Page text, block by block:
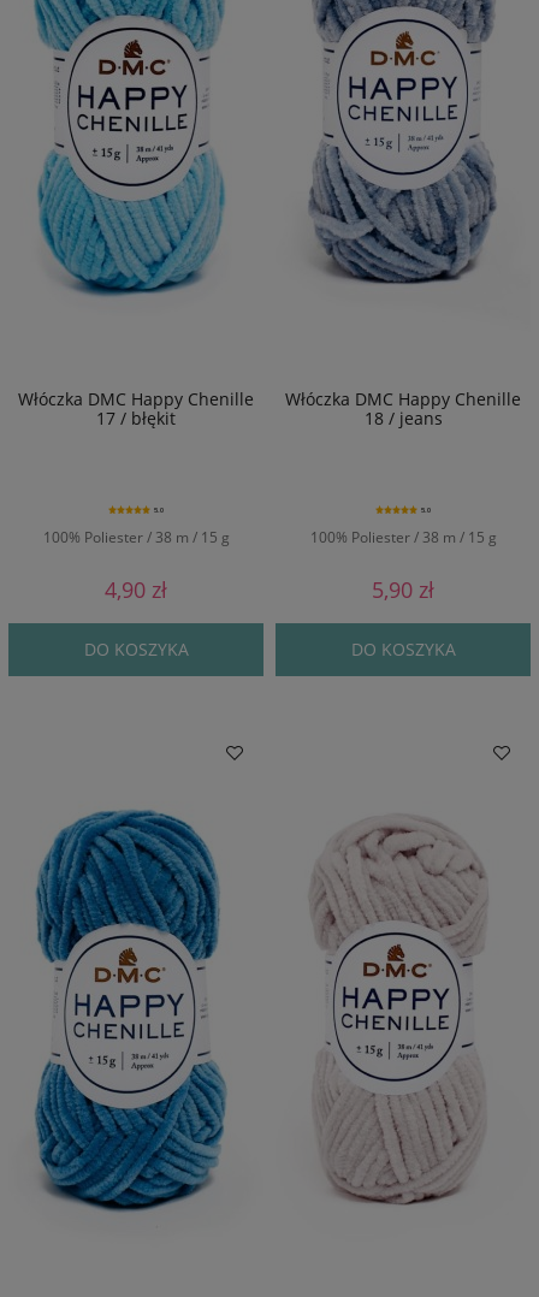
Włóczka DMC Happy Chenille
17 / błękit
100% Poliester / 38 m / 15 g
5.0
4,90 zł
DO KOSZYKA
Włóczka DMC Happy Chenille
18 / jeans
100% Poliester / 38 m / 15 g
5.0
5,90 zł
DO KOSZYKA